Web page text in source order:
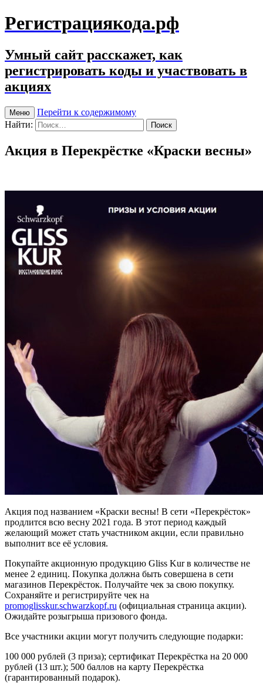
Регистрациякода.рф
Умный сайт расскажет, как
регистрировать коды и участвовать в
акциях
Меню
Перейти к содержимому
Найти:
Акция в Перекрёстке «Краски весны»
Акция под названием «Краски весны! В сети «Перекрёсток»
продлится всю весну 2021 года. В этот период каждый
желающий может стать участником акции, если правильно
выполнит все её условия.
Покупайте акционную продукцию Gliss Kur в количестве не
менее 2 единиц. Покупка должна быть совершена в сети
магазинов Перекрёсток. Получайте чек за свою покупку.
Сохраняйте и регистрируйте чек на
promoglisskur.schwarzkopf.ru (официальная страница акции).
Ожидайте розыгрыша призового фонда.
Все участники акции могут получить следующие подарки:
100 000 рублей (3 приза); сертификат Перекрёстка на 20 000
рублей (13 шт.); 500 баллов на карту Перекрёстка
(гарантированный подарок).